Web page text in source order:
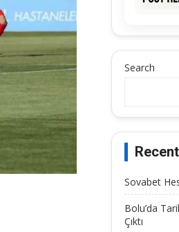
Search
Sovabet
Bolu’da
Çıktı